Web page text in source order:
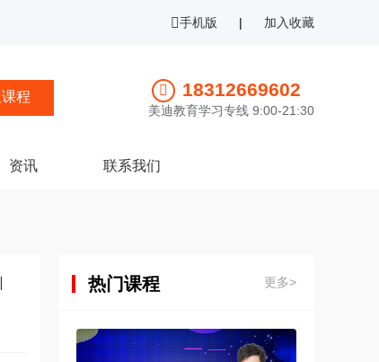
手机版 | 加入收藏
18312669602
美迪教育学习专线 9:00-21:30
资讯 联系我们
热门课程 更多>